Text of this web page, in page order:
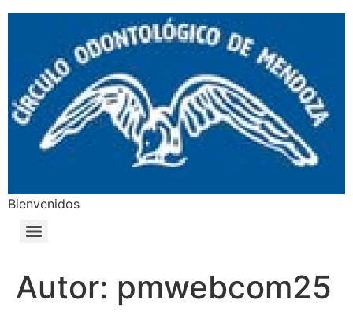
Bienvenidos
Autor: pmwebcom25